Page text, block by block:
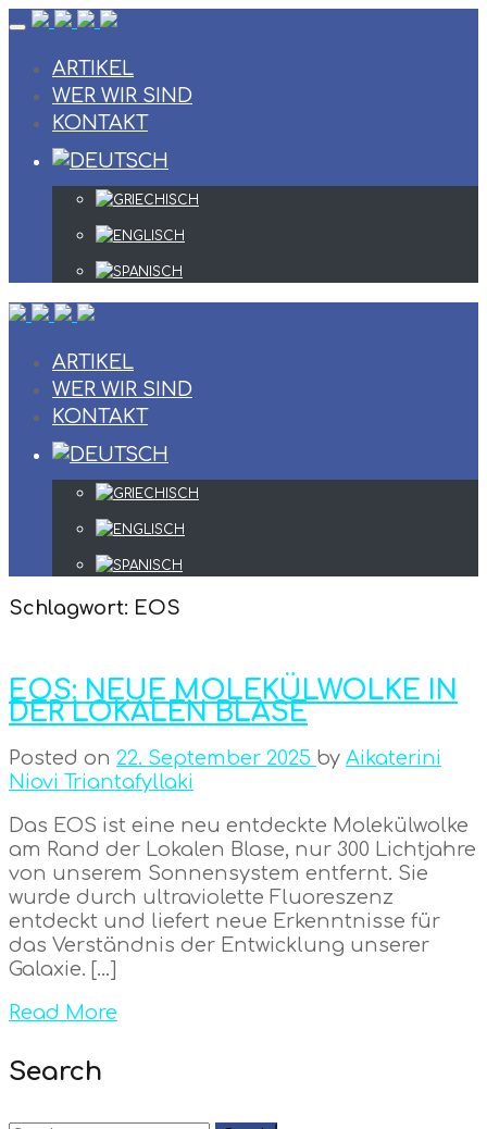
Skip
contentARTIKEL
WER WIR SIND
KONTAKT
ARTIKEL
WER WIR SIND
KONTAKT
Schlagwort: EOS
EOS: NEUE MOLEKÜLWOLKE IN
DER LOKALEN BLASE
Posted on 22. September 2025 by Aikaterini
Niovi Triantafyllaki
Das EOS ist eine neu entdeckte Molekülwolke
am Rand der Lokalen Blase, nur 300 Lichtjahre
von unserem Sonnensystem entfernt. Sie
wurde durch ultraviolette Fluoreszenz
entdeckt und liefert neue Erkenntnisse für
das Verständnis der Entwicklung unserer
Galaxie. […]
Read More
Search